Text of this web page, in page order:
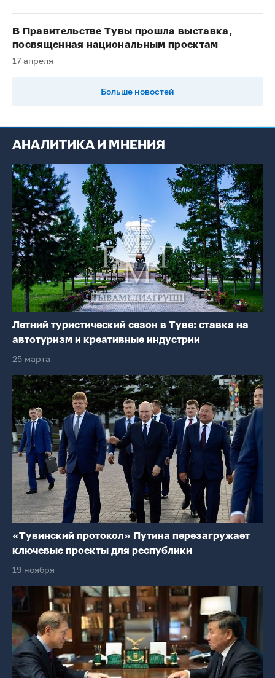
В Правительстве Тувы прошла выставка,
посвященная национальным проектам
17 апреля
Больше новостей
АНАЛИТИКА И МНЕНИЯ
Летний туристический сезон в Туве: ставка на
автотуризм и креативные индустрии
25 марта
«Тувинский протокол» Путина перезагружает
ключевые проекты для республики
19 ноября